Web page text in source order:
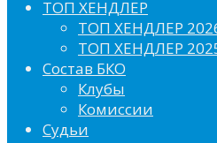
ТОП ХЕНДЛЕР
ТОП ХЕНДЛЕР
ТОП ХЕНДЛЕР
Состав БКО
Клубы
Комиссии
Судьи